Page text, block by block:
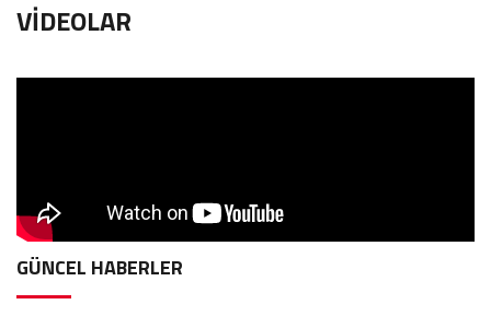
VİDEOLAR
GÜNCEL HABERLER